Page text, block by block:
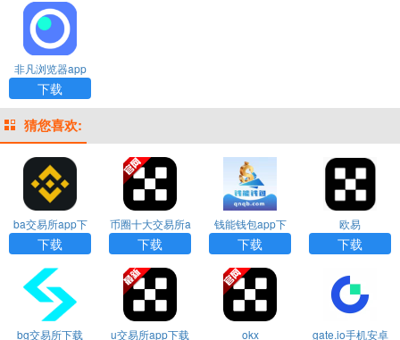
非凡浏览器app
下载
猜您喜欢:
ba交易所app下
载
下载
币圈十大交易所a
pp下载
下载
钱能钱包app下
载安装
下载
欧易
下载
bg交易所下载 u交易所app下载 okx gate.io手机安卓